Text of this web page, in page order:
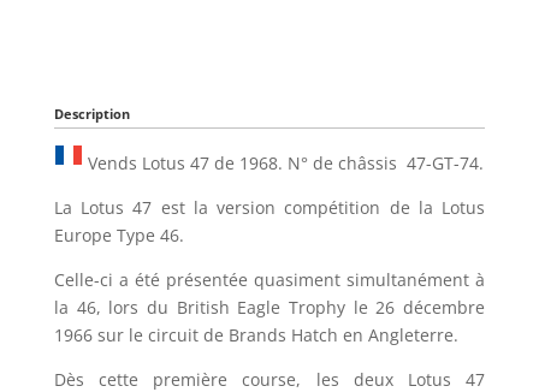
Description
Vends Lotus 47 de 1968. N° de châssis 47-GT-74.
La Lotus 47 est la version compétition de la Lotus
Europe Type 46.
Celle-ci a été présentée quasiment simultanément à
la 46, lors du British Eagle Trophy le 26 décembre
1966 sur le circuit de Brands Hatch en Angleterre.
Dès cette première course, les deux Lotus 47